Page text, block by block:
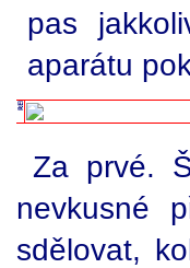
pas
aparátu
Za prvé.
nevkusné
sdělovat,